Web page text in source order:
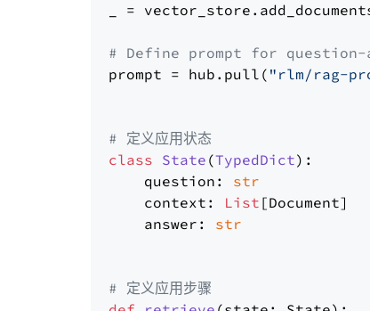
_ =
# Define prompt for question-
prompt = hub.pull( "rlm/rag-
# 定义应用状态
class State (TypedDict):
    question:
str
    context:
List [Document]
    answer:
str
# 定义应用步骤